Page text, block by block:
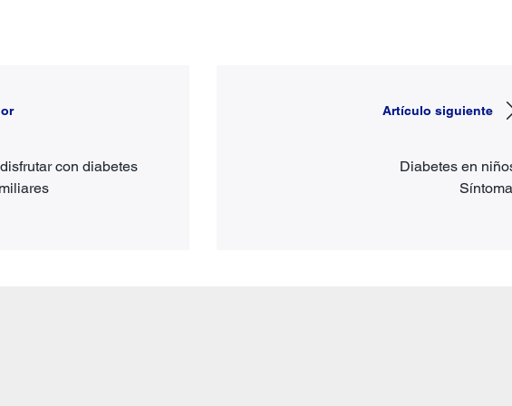
con diabetes
Artículo siguiente
Diabetes en